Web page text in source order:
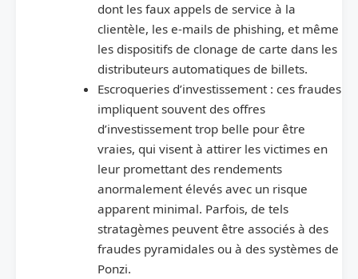
dont les faux appels de service à la
clientèle, les e-mails de phishing, et même
les dispositifs de clonage de carte dans les
distributeurs automatiques de billets.
Escroqueries d’investissement : ces fraudes
impliquent souvent des offres
d’investissement trop belle pour être
vraies, qui visent à attirer les victimes en
leur promettant des rendements
anormalement élevés avec un risque
apparent minimal. Parfois, de tels
stratagèmes peuvent être associés à des
fraudes pyramidales ou à des systèmes de
Ponzi.